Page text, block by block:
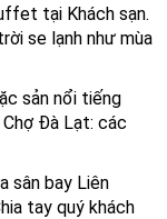
tại Khách sạn.
se lạnh như mùa
sản nổi tiếng
Đà Lạt: các
sân bay Liên
tay quý khách